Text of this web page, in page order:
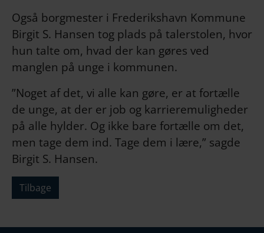
Også borgmester i Frederikshavn Kommune
Birgit S. Hansen tog plads på talerstolen, hvor
hun talte om, hvad der kan gøres ved
manglen på unge i kommunen.
”Noget af det, vi alle kan gøre, er at fortælle
de unge, at der er job og karrieremuligheder
på alle hylder. Og ikke bare fortælle om det,
men tage dem ind. Tage dem i lære,” sagde
Birgit S. Hansen.
Tilbage